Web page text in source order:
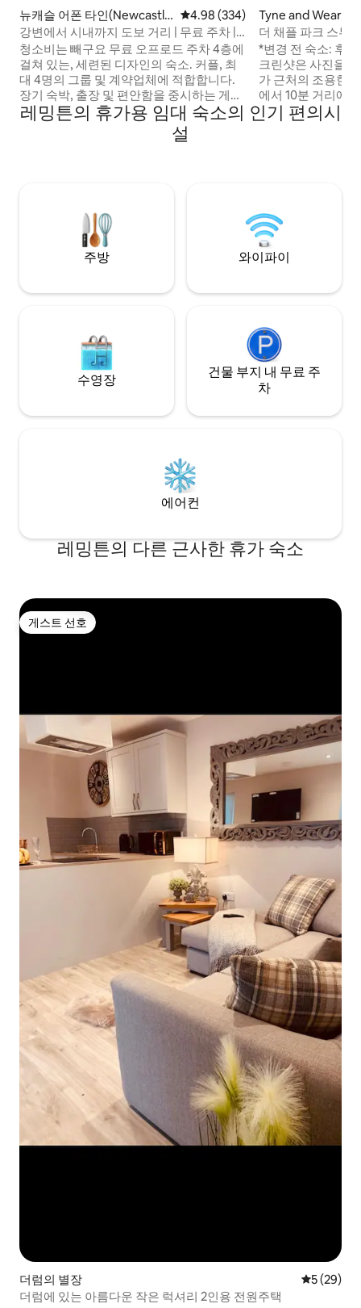
뉴캐슬 어폰 타인(Newcastle
upon Tyne)의 집
평점 4.98점(5점 만점), 후기 334
4.98 (334)
강변에서 시내까지 도보 거리 | 무료 주차 |
메트로센터
청소비는 빼구요 무료 오프로드 주차 4층에
걸쳐 있는, 세련된 디자인의 숙소. 커플, 최
대 4명의 그룹 및 계약업체에 적합합니다.
장기 숙박, 출장 및 편안함을 중시하는 게스
트에게 적합한 수납 공간이 많습니다. 도심,
MetroCentre, 쇼핑, 식당, 영화관, 이케아
까지 쉽게 이동할 수 있습니다. 하드리아누
레나 • 퀘이사이드 • 글라스하우스 • 박물관,
바, 레스토랑 등으로 가는 버스.
Tyne and Wear의
더 채플 파크 스튜
*변경 전 숙소: 후
크린샷은 사진을 참조하
가 근처의 조용한
에서 10분 거리에
보로 30초 거리에
마트 TV, 빠른 와
훌륭한 도시와 공
운 숙박에 이상적
레밍튼의 휴가용 임대 숙소의 인기 편의시
설
주방 와이파이
수영장
건물 부지 내 무료 주
차
에어컨
레밍튼의 다른 근사한 휴가 숙소
게스트 선호
게스트 선호
더럼의 별장 평점 5점(5
5 (29)
더럼에 있는 아름다운 작은 럭셔리 2인용 전원주택